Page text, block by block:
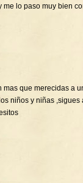
me lo paso muy bien
mas que merecidas a
niños y niñas ,sigues